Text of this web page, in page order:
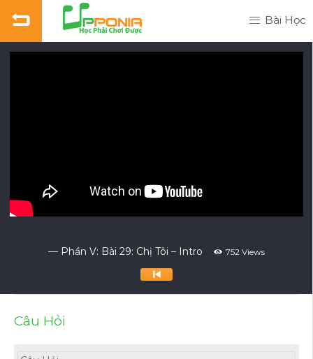
Bài Học
— Phần V: Bài 29: Chị Tôi – Intro 752 Views
Câu Hỏi